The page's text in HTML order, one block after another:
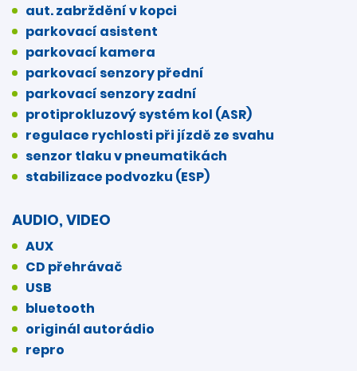
aut. zabrždění v kopci
parkovací asistent
parkovací kamera
parkovací senzory přední
parkovací senzory zadní
protiprokluzový systém kol (ASR)
regulace rychlosti při jízdě ze svahu
senzor tlaku v pneumatikách
stabilizace podvozku (ESP)
AUDIO, VIDEO
AUX
CD přehrávač
USB
bluetooth
originál autorádio
repro